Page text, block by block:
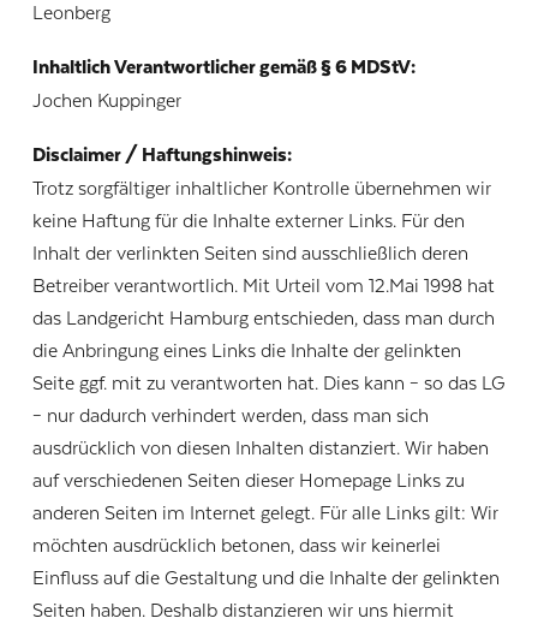
Leonberg
Inhaltlich Verantwortlicher gemäß § 6 MDStV:
Jochen Kuppinger
Disclaimer / Haftungshinweis:
Trotz sorgfältiger inhaltlicher Kontrolle übernehmen wir
keine Haftung für die Inhalte externer Links. Für den
Inhalt der verlinkten Seiten sind ausschließlich deren
Betreiber verantwortlich. Mit Urteil vom 12.Mai 1998 hat
das Landgericht Hamburg entschieden, dass man durch
die Anbringung eines Links die Inhalte der gelinkten
Seite ggf. mit zu verantworten hat. Dies kann – so das LG
– nur dadurch verhindert werden, dass man sich
ausdrücklich von diesen Inhalten distanziert. Wir haben
auf verschiedenen Seiten dieser Homepage Links zu
anderen Seiten im Internet gelegt. Für alle Links gilt: Wir
möchten ausdrücklich betonen, dass wir keinerlei
Einfluss auf die Gestaltung und die Inhalte der gelinkten
Seiten haben. Deshalb distanzieren wir uns hiermit